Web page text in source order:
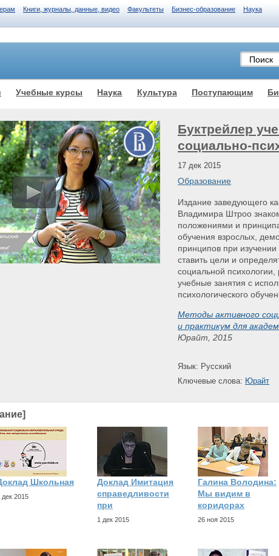
Книги, журналы, данные, видео Факультеты Бизнес-образование Наука
Учебные курсы Наука Культура Поступающим
Буктрейлер
социально-
17 дек 2015
Образование
Издание заведующего
Владимира Штроо
положениями и
обучения взрослых,
принципов при изучении
ставить цели и
социальной
учебные занятия с
психологического
Методы активного
и практикум для
Юрайт, 2015
Язык: Русский
Ключевые слова: Юрайт
Школьная
дек 2015
Доклад Имитация
справедливости
при
1 дек 2015
Галина Володина:
Мы видим в
коридорах
26 ноя 2015